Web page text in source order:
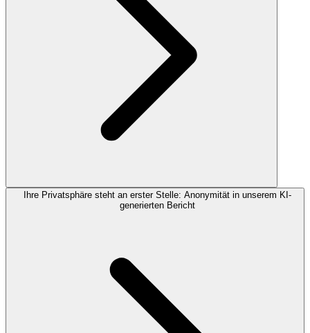
Ihre Privatsphäre steht an erster Stelle: Anonymität in unserem KI-
generierten Bericht